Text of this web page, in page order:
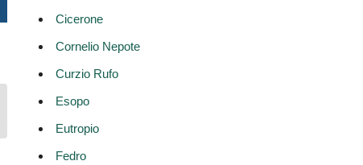
Cicerone
Cornelio Nepote
Curzio Rufo
Esopo
Eutropio
Fedro